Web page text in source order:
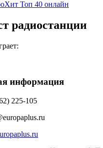
Топ 40 онлайн
радиостанции
информация
225-105